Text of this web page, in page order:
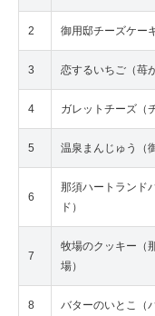
2 御用邸チーズケー
3 恋するいちご（苺
4 ガレットチーズ（
5 温泉まんじゅう（
6
那須ハートランド
ド）
7
牧場のクッキー（
場）
8 バターのいとこ（